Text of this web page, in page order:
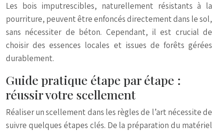
Les bois imputrescibles, naturellement résistants à la
pourriture, peuvent être enfoncés directement dans le sol,
sans nécessiter de béton. Cependant, il est crucial de
choisir des essences locales et issues de forêts gérées
durablement.
Guide pratique étape par étape :
réussir votre scellement
Réaliser un scellement dans les règles de l’art nécessite de
suivre quelques étapes clés. De la préparation du matériel